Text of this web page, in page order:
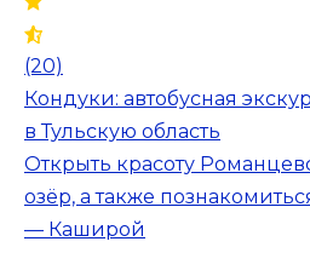
(20)
Кондуки: автобусная
в Тульскую область
Открыть красоту
озёр, а также
— Каширой